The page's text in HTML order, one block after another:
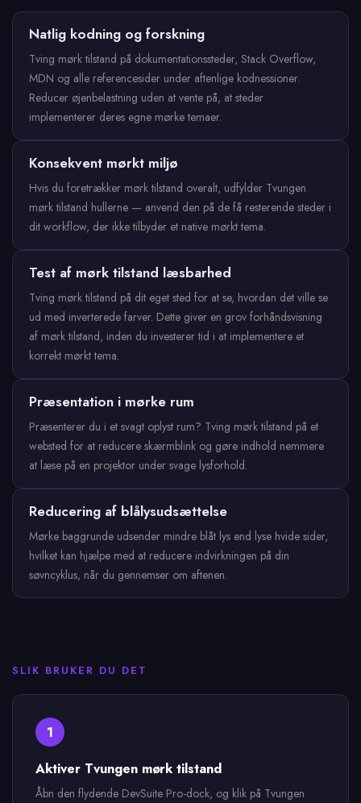
Natlig kodning og forskning
Tving mørk tilstand på dokumentationssteder, Stack Overflow,
MDN og alle referencesider under aftenlige kodnessioner.
Reducer øjenbelastning uden at vente på, at steder
implementerer deres egne mørke temaer.
Konsekvent mørkt miljø
Hvis du foretrækker mørk tilstand overalt, udfylder Tvungen
mørk tilstand hullerne — anvend den på de få resterende steder i
dit workflow, der ikke tilbyder et native mørkt tema.
Test af mørk tilstand læsbarhed
Tving mørk tilstand på dit eget sted for at se, hvordan det ville se
ud med inverterede farver. Dette giver en grov forhåndsvisning
af mørk tilstand, inden du investerer tid i at implementere et
korrekt mørkt tema.
Præsentation i mørke rum
Præsenterer du i et svagt oplyst rum? Tving mørk tilstand på et
websted for at reducere skærmblink og gøre indhold nemmere
at læse på en projektor under svage lysforhold.
Reducering af blålysudsættelse
Mørke baggrunde udsender mindre blåt lys end lyse hvide sider,
hvilket kan hjælpe med at reducere indvirkningen på din
søvncyklus, når du gennemser om aftenen.
SLIK BRUKER DU DET
1
Aktiver Tvungen mørk tilstand
Åbn den flydende DevSuite Pro-dock, og klik på Tvungen